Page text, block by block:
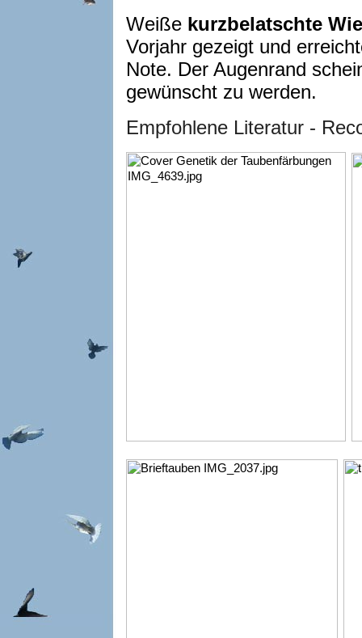
Weiße kurzbelatschte
Vorjahr gezeigt und
Note. Der Augenrand
gewünscht zu werden.
Empfohlene Literatur -